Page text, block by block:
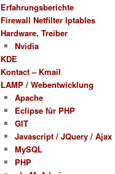
Erfahrungsberichte
Firewall Netfilter Iptables
Hardware, Treiber
Nvidia
KDE
Kontact – Kmail
LAMP / Webentwicklung
Apache
Eclipse für PHP
GIT
Javascript / JQuery / Ajax
MySQL
PHP